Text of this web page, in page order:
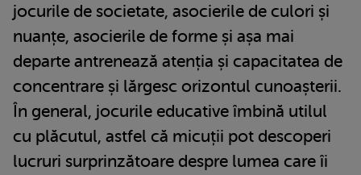
jocurile de societate, asocierile de culori și
nuanțe, asocierile de forme și așa mai
departe antrenează atenția și capacitatea de
concentrare și lărgesc orizontul cunoașterii.
În general, jocurile educative îmbină utilul
cu plăcutul, astfel că micuții pot descoperi
lucruri surprinzătoare despre lumea care îi